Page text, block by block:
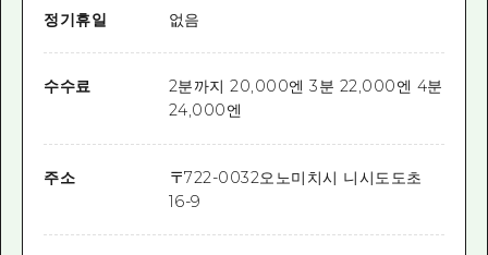
정기휴일 없음
수수료
2분까지 20,000엔 3분 22,000엔 4분
24,000엔
주소 〒722-0032오노미치시 니시도도초
16-9